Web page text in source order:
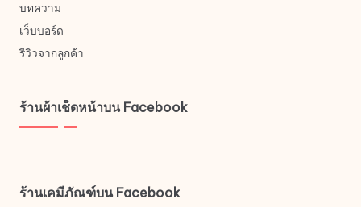
บทความ
เว็บบอร์ด
รีวิวจากลูกค้า
ร้านผ้าเช็ดหน้าบน Facebook
ร้านเคมีภัณฑ์บน Facebook